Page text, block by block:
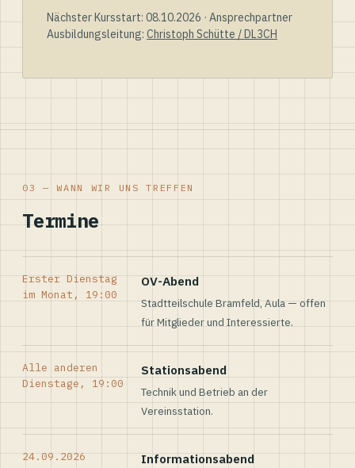
Nächster Kursstart: 08.10.2026 · Ansprechpartner
Ausbildungsleitung: Christoph Schütte / DL3CH
03 — WANN WIR UNS TREFFEN
Termine
Erster Dienstag
im Monat, 19:00
OV-Abend
Stadtteilschule Bramfeld, Aula — offen
für Mitglieder und Interessierte.
Alle anderen
Dienstage, 19:00
Stationsabend
Technik und Betrieb an der
Vereinsstation.
24.09.2026 Informationsabend